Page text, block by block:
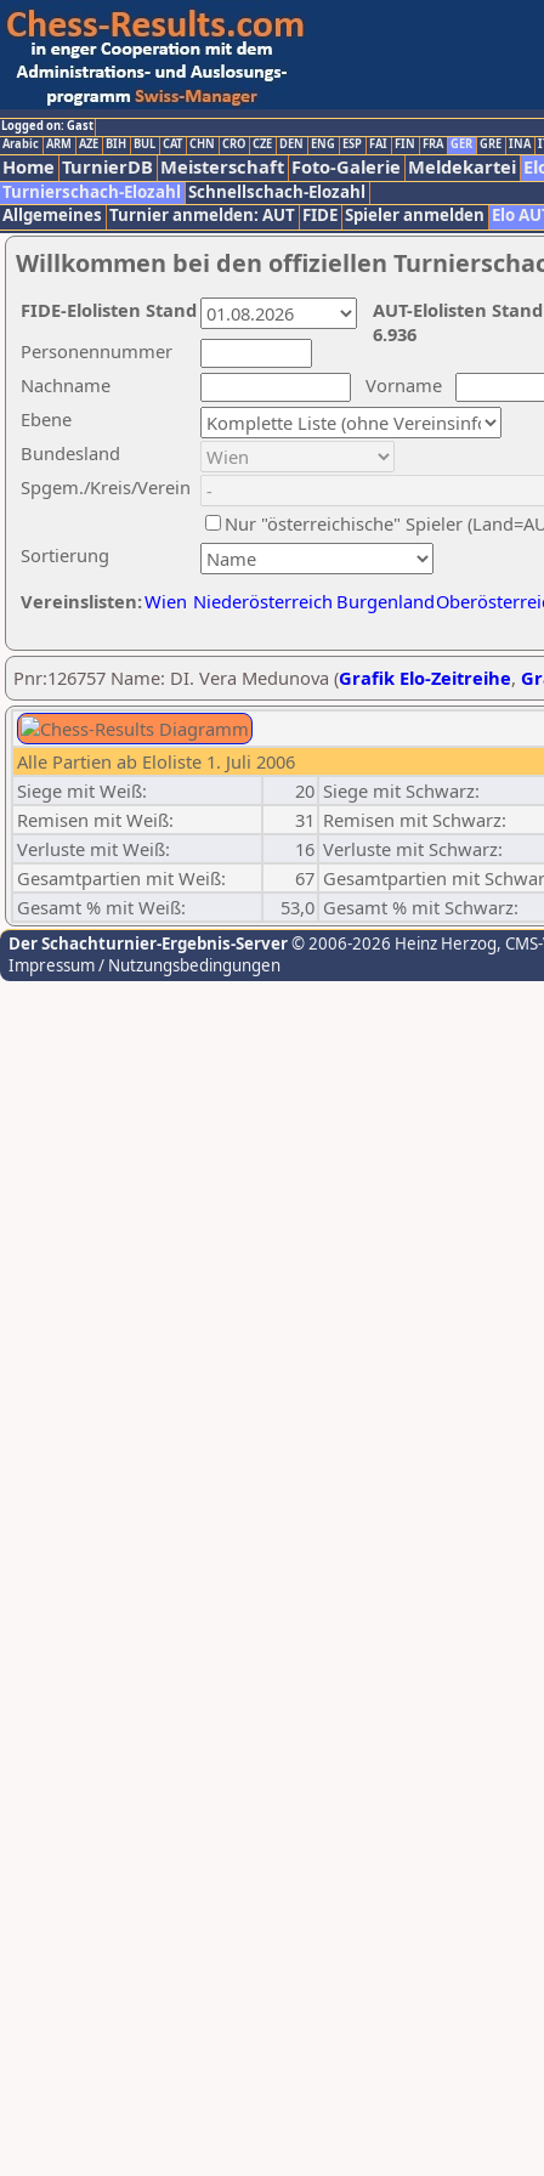
Logged on: Gast
Arabic ARM AZE BIH BUL CAT CHN CRO CZE DEN ENG ESP FAI FIN FRA GER GRE INA
Home TurnierDB Meisterschaft Foto-Galerie Meldekartei
Turnierschach-Elozahl Schnellschach-Elozahl
Allgemeines Turnier anmelden: AUT FIDE Spieler anmelden Elo
Willkommen bei den offiziellen
Nachname
Vorname
Ebene
Sortierung
Personennummer
Bundesland
Spgem./Kreis/Verein
Nur "österreichische" Spieler
Vereinslisten:Wien Niederösterreich Burgenland
AUT-Elolisten
6.936
FIDE-Elolisten Stand
Pnr:126757 Name: DI. Vera Medunova (Grafik Elo-Zeitreihe,
Alle Partien ab Eloliste 1. Juli 2006
Siege mit Weiß:
20 Siege mit Schwarz:
Remisen mit Weiß:
31 Remisen mit Schwarz:
Verluste mit Weiß:
16 Verluste mit Schwarz:
Gesamtpartien mit Weiß:
67 Gesamtpartien mit
Gesamt % mit Weiß:
53,0 Gesamt % mit Schwarz:
Der Schachturnier-Ergebnis-Server© 2006-2026 Heinz Herzog,
Impressum / Nutzungsbedingungen